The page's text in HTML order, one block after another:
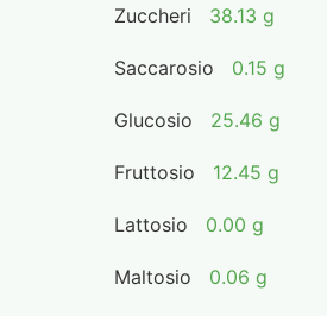
Zuccheri 38.13 g
Saccarosio 0.15 g
Glucosio 25.46 g
Fruttosio 12.45 g
Lattosio 0.00 g
Maltosio 0.06 g